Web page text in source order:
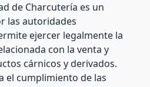
de Charcutería es un
las autoridades
ejercer legalmente la
con la venta y
cárnicos y derivados.
el cumplimiento de las